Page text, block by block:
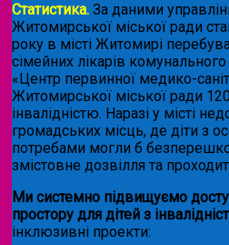
Статистика. За даними
Житомирської міської ради
року в місті Житомирі
сімейних лікарів
«Центр первинної медико-
Житомирської міської ради
інвалідністю. Наразі у місті
громадських місць, де діти з
потребами могли б
змістовне дозвілля та
Ми системно підвищуємо
простору для дітей з
інклюзивні проекти: